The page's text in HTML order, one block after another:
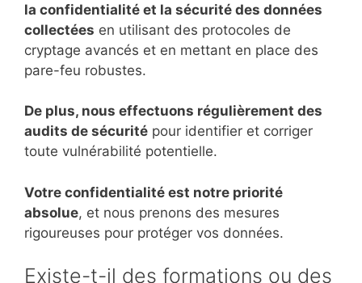
la confidentialité et la sécurité des données
collectées en utilisant des protocoles de
cryptage avancés et en mettant en place des
pare-feu robustes.
De plus, nous effectuons régulièrement des
audits de sécurité pour identifier et corriger
toute vulnérabilité potentielle.
Votre confidentialité est notre priorité
absolue, et nous prenons des mesures
rigoureuses pour protéger vos données.
Existe-t-il des formations ou des